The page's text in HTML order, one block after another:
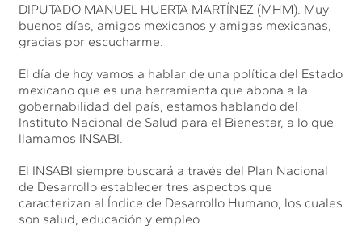
DIPUTADO MANUEL HUERTA MARTÍNEZ (MHM). Muy
buenos días, amigos mexicanos y amigas mexicanas,
gracias por escucharme.
El día de hoy vamos a hablar de una política del Estado
mexicano que es una herramienta que abona a la
gobernabilidad del país, estamos hablando del
Instituto Nacional de Salud para el Bienestar, a lo que
llamamos INSABI.
El INSABI siempre buscará a través del Plan Nacional
de Desarrollo establecer tres aspectos que
caracterizan al Índice de Desarrollo Humano, los cuales
son salud, educación y empleo.